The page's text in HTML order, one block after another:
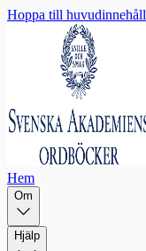
Hoppa till huvudinnehåll
Hem
Om
Hjälp